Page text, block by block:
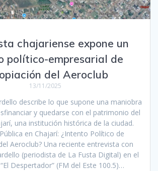
chajariense expone un
político-empresarial de
del Aeroclub
13/11/2025
describe lo que supone una maniobra
y quedarse con el patrimonio del
una institución histórica de la ciudad.
en Chajarí: ¿Intento Político de
Aeroclub? Una reciente entrevista con
(periodista de La Fusta Digital) en el
Despertador” (FM del Este 100.5)…